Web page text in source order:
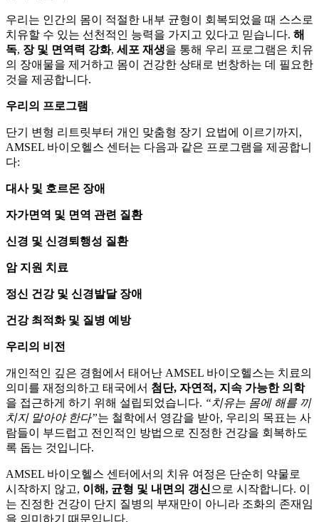
우리는 인간의 몸이 적절한 내부 균형이 회복되었을 때 스스로
치유할 수 있는 선천적인 능력을 가지고 있다고 믿습니다. 해
독, 장 및 면역력 강화, 세포 재생을 통해 우리 프로그램은 치유
의 장애물을 제거하고 몸이 건강한 상태로 번창하는 데 필요한
것을 제공합니다.
우리의 프로그램
단기 변형 리트릿부터 개인 맞춤형 장기 요법에 이르기까지,
AMSEL 바이오헬스 센터는 다음과 같은 프로그램을 제공합니
다:
대사 및 호르몬 장애
자가면역 및 면역 관련 질환
신경 및 신경퇴행성 질환
암 지원 치료
정신 건강 및 신경발달 장애
건강 최적화 및 질병 예방
우리의 비전
개인적인 깊은 경험에서 태어난 AMSEL 바이오헬스는 치료의
의미를 재정의하고 태국에서 첨단, 자연적, 지속 가능한 의학
을 접근하게 하기 위해 설립되었습니다. “치유는 몸에 해를 끼
치지 말아야 한다”는 철학에서 영감을 받아, 우리의 목표는 사
람들이 부드럽고 전인적인 방법으로 진정한 건강을 회복하도
록 돕는 것입니다.
AMSEL 바이오헬스 센터에서의 치유 여정은 단순히 약물로
시작하지 않고, 이해, 균형 및 내면의 갱신 으로 시작합니다. 이
는 진정한 건강이 단지 질병의 부재만이 아니라 조화의 존재임
을 의미하기 때문입니다.